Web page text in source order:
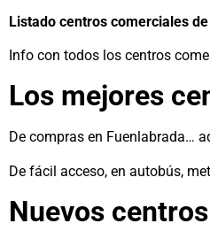
Listado centros comerciales
Info con todos los centros
Los mejores
De compras en Fuenlabrada…
De fácil acceso, en autobús,
Nuevos